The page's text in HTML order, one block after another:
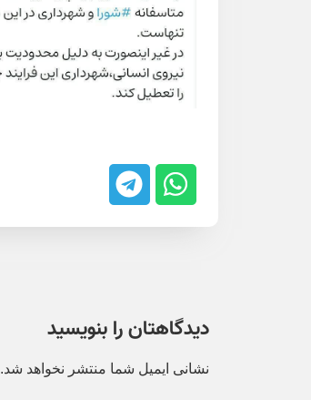
دیدگاهتان را بنویسید
نشانی ایمیل شما منتشر نخواهد شد.